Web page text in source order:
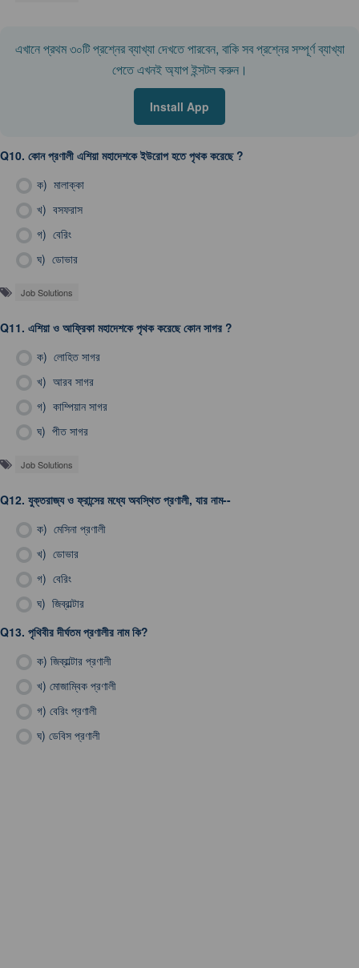
এখানে প্রথম ৩০টি প্রশ্নের ব্যাখ্যা দেখতে পারবেন, বাকি সব প্রশ্নের সম্পূর্ণ ব্যাখ্যা
পেতে এখনই অ্যাপ ইন্সটল করুন।
Install App
Q10. কোন প্রণালী এশিয়া মহাদেশকে ইউরােপ হতে পৃথক করেছে ?
ক) মালাক্কা
খ) বসফরাস
গ) বেরিং
ঘ) ডোভার
Job Solutions
Q11. এশিয়া ও আফ্রিকা মহাদেশকে পৃথক করেছে কোন সাগর ?
ক) লোহিত সাগর
খ) আরব সাগর
গ) কাম্পিয়ান সাগর
ঘ) পীত সাগর
Job Solutions
Q12. যুক্তরাজ্য ও ফ্রান্সের মধ্যে অবস্থিত প্রণালী, যার নাম--
ক) মেসিনা প্রণালী
খ) ডোভার
গ) বেরিং
ঘ) জিব্রাল্টার
Q13. পৃথিবীর দীর্ঘতম প্রণালীর নাম কি?
ক) জিব্রাল্টার প্রণালী
খ) মোজাম্বিক প্রণালী
গ) বেরিং প্রণালী
ঘ) ডেবিস প্রণালী